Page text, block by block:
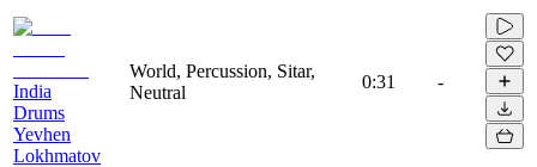
India
Drums
Yevhen
Lokhmatov
World, Percussion, Sitar,
Neutral
0:31 -